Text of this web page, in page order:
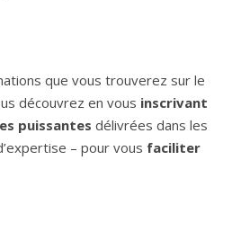
que vous trouverez sur le
découvrez en vous inscrivant
puissantes délivrées dans les
– pour vous faciliter